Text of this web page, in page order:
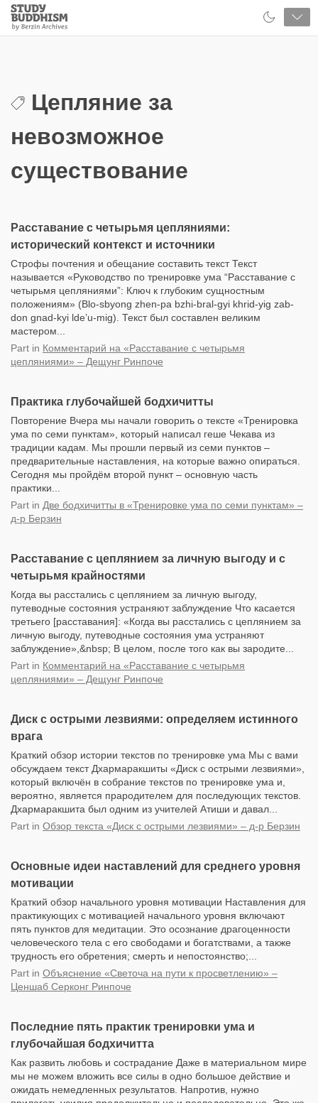
Close
Study
Buddhism
Цепляние за
невозможное
существование
Расставание с четырьмя цепляниями:
исторический контекст и источники
Строфы почтения и обещание составить текст Текст
называется «Руководство по тренировке ума “Расставание с
четырьмя цепляниями”: Ключ к глубоким сущностным
положениям» (Blo-sbyong zhen-pa bzhi-bral-gyi khrid-yig zab-
don gnad-kyi lde’u-mig). Текст был составлен великим
мастером...
Part in Комментарий на «Расставание с четырьмя
цепляниями» – Дещунг Ринпоче
Практика глубочайшей бодхичитты
Повторение Вчера мы начали говорить о тексте «Тренировка
ума по семи пунктам», который написал геше Чекава из
традиции кадам. Мы прошли первый из семи пунктов –
предварительные наставления, на которые важно опираться.
Сегодня мы пройдём второй пункт – основную часть
практики...
Part in Две бодхичитты в «Тренировке ума по семи пунктам» –
д-р Берзин
Расставание с цеплянием за личную выгоду и с
четырьмя крайностями
Когда вы расстались с цеплянием за личную выгоду,
путеводные состояния устраняют заблуждение Что касается
третьего [расставания]: «Когда вы расстались с цеплянием за
личную выгоду, путеводные состояния ума устраняют
заблуждение»,&nbsp; В целом, после того как вы зародите...
Part in Комментарий на «Расставание с четырьмя
цепляниями» – Дещунг Ринпоче
Диск с острыми лезвиями: определяем истинного
врага
Краткий обзор истории текстов по тренировке ума Мы с вами
обсуждаем текст Дхармаракшиты «Диск с острыми лезвиями»,
который включён в собрание текстов по тренировке ума и,
вероятно, является прародителем для последующих текстов.
Дхармаракшита был одним из учителей Атиши и давал...
Part in Обзор текста «Диск с острыми лезвиями» – д-р Берзин
Основные идеи наставлений для среднего уровня
мотивации
Краткий обзор начального уровня мотивации Наставления для
практикующих с мотивацией начального уровня включают
пять пунктов для медитации. Это осознание драгоценности
человеческого тела с его свободами и богатствами, а также
трудность его обретения; смерть и непостоянство;...
Part in Объяснение «Светоча на пути к просветлению» –
Ценшаб Серконг Ринпоче
Последние пять практик тренировки ума и
глубочайшая бодхичитта
Как развить любовь и сострадание Даже в материальном мире
мы не можем вложить все силы в одно большое действие и
ожидать немедленных результатов. Напротив, нужно